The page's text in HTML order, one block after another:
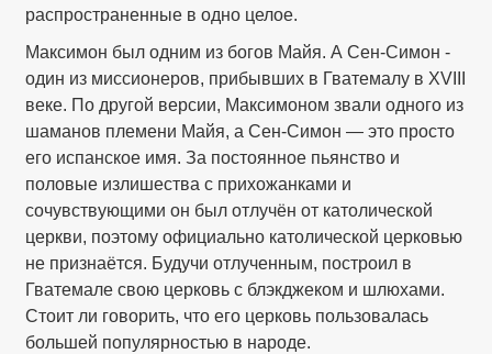
распространенные в одно целое.
Максимон был одним из богов Майя. А Сен-Симон -
один из миссионеров, прибывших в Гватемалу в XVIII
веке. По другой версии, Максимоном звали одного из
шаманов племени Майя, а Сен-Симон — это просто
его испанское имя. За постоянное пьянство и
половые излишества с прихожанками и
сочувствующими он был отлучён от католической
церкви, поэтому официально католической церковью
не признаётся. Будучи отлученным, построил в
Гватемале свою церковь с блэкджеком и шлюхами.
Стоит ли говорить, что его церковь пользовалась
большей популярностью в народе.